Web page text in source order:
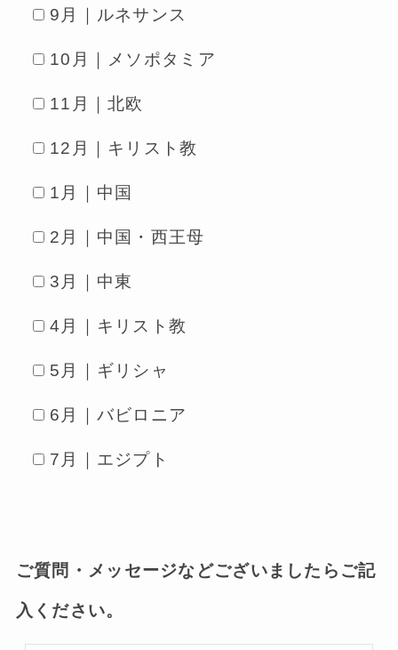
9月｜ルネサンス
10月｜メソポタミア
11月｜北欧
12月｜キリスト教
1月｜中国
2月｜中国・西王母
3月｜中東
4月｜キリスト教
5月｜ギリシャ
6月｜バビロニア
7月｜エジプト
ご質問・メッセージなどございましたらご記
入ください。